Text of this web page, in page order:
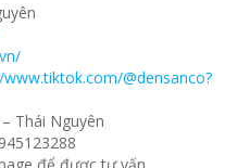
@densanco?
Thái Nguyên